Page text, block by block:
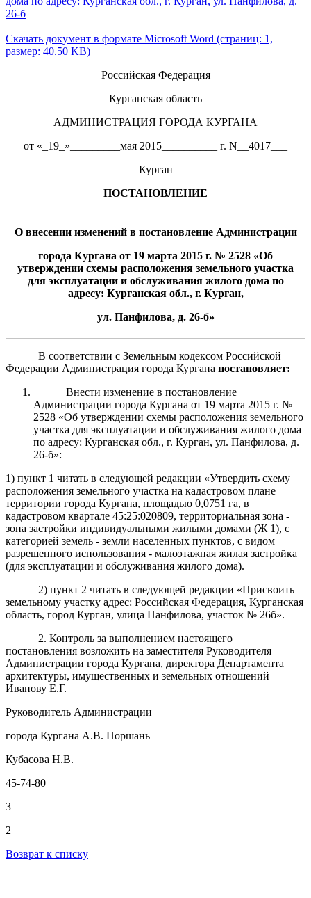
26-б
Скачать документ в формате Microsoft Word (страниц: 1,
размер: 40.50 KB)
Российская Федерация
Курганская область
АДМИНИСТРАЦИЯ ГОРОДА КУРГАНА
от «_19_»_________мая 2015__________ г. N__4017___
Курган
ПОСТАНОВЛЕНИЕ
О внесении изменений в постановление Администрации
города Кургана от 19 марта 2015 г. № 2528 «Об
утверждении схемы расположения земельного участка
для эксплуатации и обслуживания жилого дома по
адресу: Курганская обл., г.Курган,
ул. Панфилова, д.26-б»
В соответствии с Земельным кодексом Российской
Федерации Администрация города Кургана постановляет:
Внести изменение в постановление
Администрации города Кургана от 19 марта 2015 г. №
2528 «Об утверждении схемы расположения земельного
участка для эксплуатации и обслуживания жилого дома
по адресу: Курганская обл., г. Курган, ул. Панфилова, д.
26-б»:
1) пункт 1 читать в следующей редакции «Утвердить схему
расположения земельного участка на кадастровом плане
территории города Кургана, площадью 0,0751 га, в
кадастровом квартале 45:25:020809, территориальная зона -
зона застройки индивидуальными жилыми домами (Ж 1), с
категорией земель - земли населенных пунктов, с видом
разрешенного использования - малоэтажная жилая застройка
(для эксплуатации и обслуживания жилого дома).
2) пункт 2 читать в следующей редакции «Присвоить
земельному участку адрес: Российская Федерация, Курганская
область, город Курган, улица Панфилова, участок № 26б».
2. Контроль за выполнением настоящего
постановления возложить на заместителя Руководителя
Администрации города Кургана, директора Департамента
архитектуры, имущественных и земельных отношений
Иванову Е.Г.
Руководитель Администрации
города Кургана А.В. Поршань
Кубасова Н.В.
45-74-80
3
2
Возврат к списку